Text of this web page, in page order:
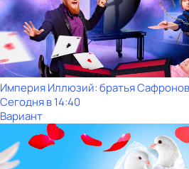
Империя Иллюзий: братья
Сегодня в 14:40
Вариант